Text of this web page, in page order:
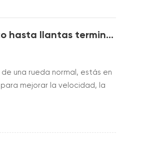
Producción de llantas de carbono: desde fibra de carbono en bruto hasta llantas terminadas
una rueda normal, estás en
mejorar la velocidad, la